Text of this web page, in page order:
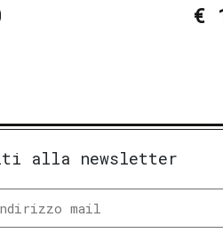
€
alla newsletter